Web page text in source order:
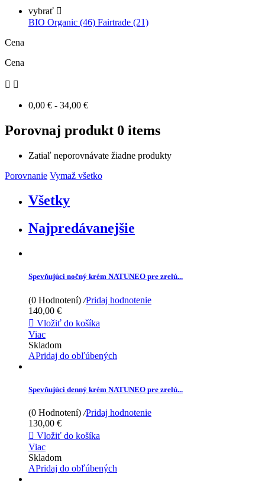
vybrať 
BIO Organic (46) Fairtrade (21)
Cena
Cena
 
0,00 € - 34,00 €
Porovnaj produkt 0 items
Zatiaľ neporovnávate žiadne produkty
Porovnanie Vymaž všetko
Všetky
Najpredávanejšie
Spevňujúci nočný krém NATUNEO pre zrelú...
(0 Hodnotení) /Pridaj hodnotenie
140,00 €
 Vložiť do košíka
Viac
Skladom
APridaj do obľúbených
Spevňujúci denný krém NATUNEO pre zrelú...
(0 Hodnotení) /Pridaj hodnotenie
130,00 €
 Vložiť do košíka
Viac
Skladom
APridaj do obľúbených